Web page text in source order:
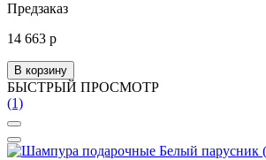
Предзаказ
14 663 р
В корзину
БЫСТРЫЙ ПРОСМОТР
(1)